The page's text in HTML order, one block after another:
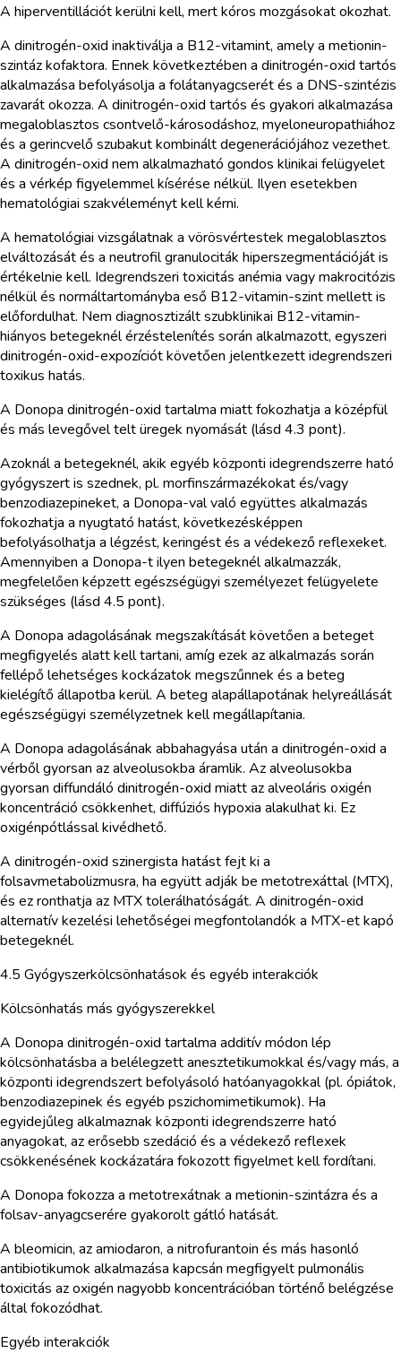
A hiperventillációt kerülni kell, mert kóros mozgásokat okozhat.
A dinitrogén-oxid inaktiválja a B12-vitamint, amely a metionin-
szintáz kofaktora. Ennek következtében a dinitrogén-oxid tartós
alkalmazása befolyásolja a folátanyagcserét és a DNS-szintézis
zavarát okozza. A dinitrogén-oxid tartós és gyakori alkalmazása
megaloblasztos csontvelő-károsodáshoz, myeloneuropathiához
és a gerincvelő szubakut kombinált degenerációjához vezethet.
A dinitrogén-oxid nem alkalmazható gondos klinikai felügyelet
és a vérkép figyelemmel kísérése nélkül. Ilyen esetekben
hematológiai szakvéleményt kell kérni.
A hematológiai vizsgálatnak a vörösvértestek megaloblasztos
elváltozását és a neutrofil granulociták hiperszegmentációját is
értékelnie kell. Idegrendszeri toxicitás anémia vagy makrocitózis
nélkül és normáltartományba eső B12-vitamin-szint mellett is
előfordulhat. Nem diagnosztizált szubklinikai B12-vitamin-
hiányos betegeknél érzéstelenítés során alkalmazott, egyszeri
dinitrogén-oxid-expozíciót követően jelentkezett idegrendszeri
toxikus hatás.
A Donopa dinitrogén-oxid tartalma miatt fokozhatja a középfül
és más levegővel telt üregek nyomását (lásd 4.3 pont).
Azoknál a betegeknél, akik egyéb központi idegrendszerre ható
gyógyszert is szednek, pl. morfinszármazékokat és/vagy
benzodiazepineket, a Donopa-val való együttes alkalmazás
fokozhatja a nyugtató hatást, következésképpen
befolyásolhatja a légzést, keringést és a védekező reflexeket.
Amennyiben a Donopa-t ilyen betegeknél alkalmazzák,
megfelelően képzett egészségügyi személyezet felügyelete
szükséges (lásd 4.5 pont).
A Donopa adagolásának megszakítását követően a beteget
megfigyelés alatt kell tartani, amíg ezek az alkalmazás során
fellépő lehetséges kockázatok megszűnnek és a beteg
kielégítő állapotba kerül. A beteg alapállapotának helyreállását
egészségügyi személyzetnek kell megállapítania.
A Donopa adagolásának abbahagyása után a dinitrogén-oxid a
vérből gyorsan az alveolusokba áramlik. Az alveolusokba
gyorsan diffundáló dinitrogén-oxid miatt az alveoláris oxigén
koncentráció csökkenhet, diffúziós hypoxia alakulhat ki. Ez
oxigénpótlással kivédhető.
A dinitrogén-oxid szinergista hatást fejt ki a
folsavmetabolizmusra, ha együtt adják be metotrexáttal (MTX),
és ez ronthatja az MTX tolerálhatóságát. A dinitrogén-oxid
alternatív kezelési lehetőségei megfontolandók a MTX-et kapó
betegeknél.
4.5 Gyógyszerkölcsönhatások és egyéb interakciók
Kölcsönhatás más gyógyszerekkel
A Donopa dinitrogén-oxid tartalma additív módon lép
kölcsönhatásba a belélegzett anesztetikumokkal és/vagy más, a
központi idegrendszert befolyásoló hatóanyagokkal (pl. ópiátok,
benzodiazepinek és egyéb pszichomimetikumok). Ha
egyidejűleg alkalmaznak központi idegrendszerre ható
anyagokat, az erősebb szedáció és a védekező reflexek
csökkenésének kockázatára fokozott figyelmet kell fordítani.
A Donopa fokozza a metotrexátnak a metionin-szintázra és a
folsav-anyagcserére gyakorolt gátló hatását.
A bleomicin, az amiodaron, a nitrofurantoin és más hasonló
antibiotikumok alkalmazása kapcsán megfigyelt pulmonális
toxicitás az oxigén nagyobb koncentrációban történő belégzése
által fokozódhat.
Egyéb interakciók